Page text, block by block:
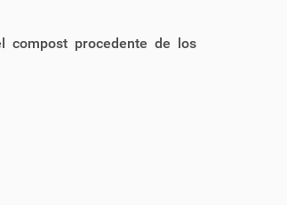
compost procedente de los